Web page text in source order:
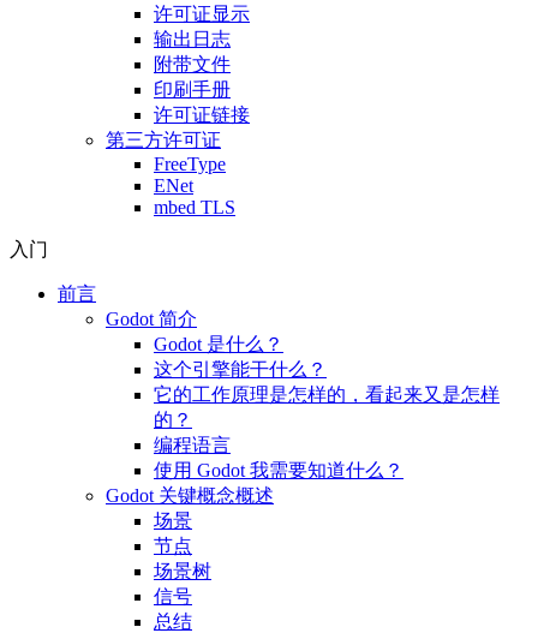
许可证显示
输出日志
附带文件
印刷手册
许可证链接
第三方许可证
FreeType
ENet
mbed TLS
入门
前言
Godot 简介
Godot 是什么？
这个引擎能干什么？
它的工作原理是怎样的，看起来又是怎样
的？
编程语言
使用 Godot 我需要知道什么？
Godot 关键概念概述
场景
节点
场景树
信号
总结